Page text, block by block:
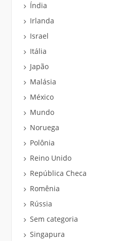
Índia
Irlanda
Israel
Itália
Japão
Malásia
México
Mundo
Noruega
Polônia
Reino Unido
República Checa
Romênia
Rússia
Sem categoria
Singapura